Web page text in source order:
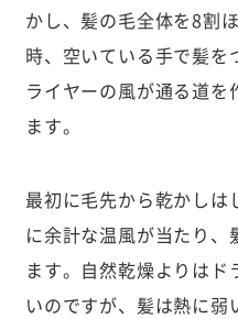
かし、髪の毛全体を8割
時、空いている手で髪を
ライヤーの風が通る道を
ます。
最初に毛先から乾かし
に余計な温風が当たり、
ます。自然乾燥よりは
いのですが、髪は熱に